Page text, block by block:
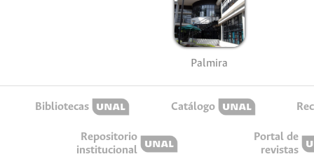
Palmira
Bibliotecas Catálogo
Repositorio
institucional
Portal de
revistas